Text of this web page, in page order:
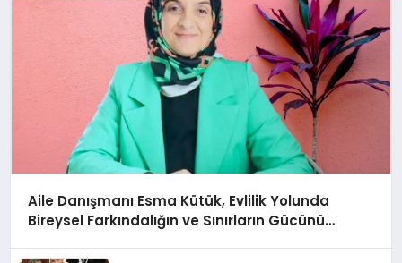
Aile Danışmanı Esma Kütük, Evlilik Yolunda
Bireysel Farkındalığın ve Sınırların Gücünü